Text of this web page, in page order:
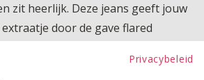
zit heerlijk. Deze jeans geeft jouw
door de gave flared
Privacybeleid